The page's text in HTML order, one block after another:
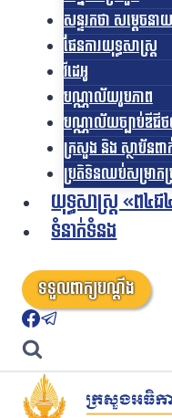
សន្ទរកថា សម្តេចនាយ
ផែនការយុទ្ធសាស្រ្ត
វីដេអូ
បណ្ណាល័យរូបភាព
បណ្ណាល័យច្បាប់ឌីជី
ក្រសួង និង ស្ថាប័នពា
ប្រតិទិនឈប់សម្រាកប្
យុទ្ធសាស្ត្រ «ព៤
ទំនាក់ទំនង
ទទួលពាក្យបណ្តឹង